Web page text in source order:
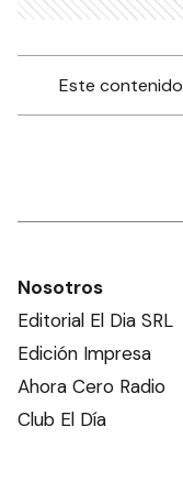
Este
Nosotros
Editorial El Dia SRL
Edición Impresa
Ahora Cero Radio
Club El Día